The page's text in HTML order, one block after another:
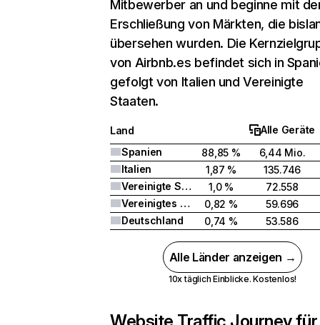
Mitbewerber an und beginne mit
Erschließung von Märkten, die
übersehen wurden. Die
von Airbnb.es befindet sich in
gefolgt von Italien und Vereinigte
Staaten.
Land
Alle Geräte
Spanien
88,85 %
6,44 Mio.
Italien
1,87 %
135.746
Vereinigte Staaten
1,0 %
72.558
Vereinigtes Königreich
0,82 %
59.696
Deutschland
0,74 % 53.586
Alle Länder anzeigen →
10x täglich Einblicke. Kostenlos!